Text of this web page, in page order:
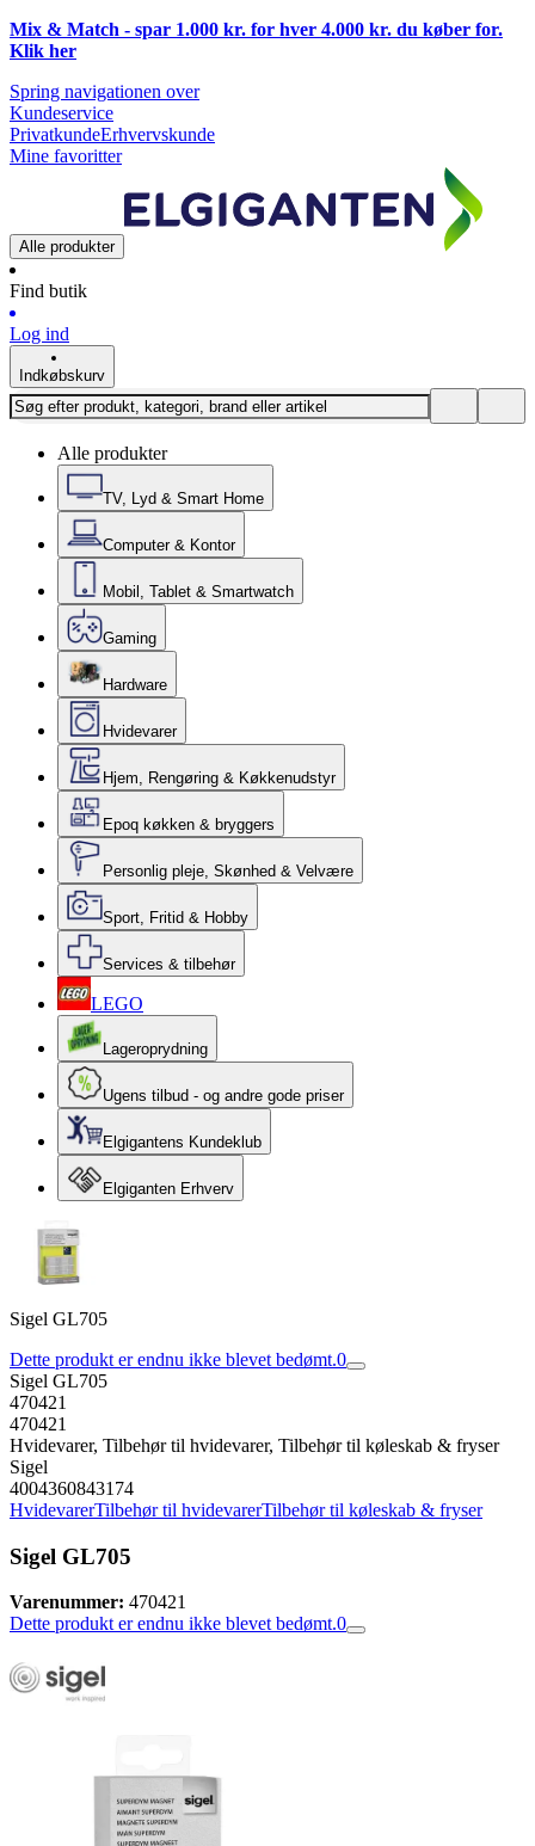
Mix & Match - spar 1.000 kr. for hver 4.000 kr. du køber for.
Klik her
Spring navigationen over
Kundeservice
PrivatkundeErhvervskunde
Mine favoritter
Alle produkter
Find butik
Log ind
Indkøbskurv
Alle produkter
TV, Lyd & Smart Home
Computer & Kontor
Mobil, Tablet & Smartwatch
Gaming
Hardware
Hvidevarer
Hjem, Rengøring & Køkkenudstyr
Epoq køkken & bryggers
Personlig pleje, Skønhed & Velvære
Sport, Fritid & Hobby
Services & tilbehør
LEGO
Lageroprydning
Ugens tilbud - og andre gode priser
Elgigantens Kundeklub
Elgiganten Erhverv
Sigel GL705
Dette produkt er endnu ikke blevet bedømt.0
Sigel GL705
470421
470421
Hvidevarer, Tilbehør til hvidevarer, Tilbehør til køleskab & fryser
Sigel
4004360843174
HvidevarerTilbehør til hvidevarerTilbehør til køleskab & fryser
Sigel GL705
Varenummer: 470421
Dette produkt er endnu ikke blevet bedømt.0